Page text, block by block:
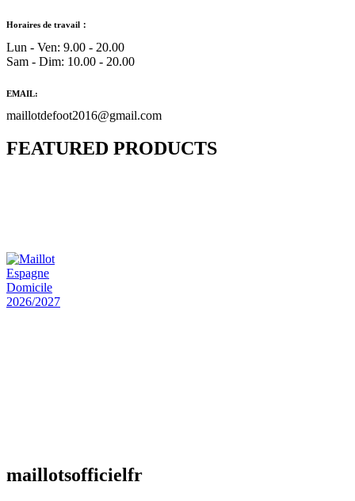
Horaires de travail：
Lun - Ven: 9.00 - 20.00
Sam - Dim: 10.00 - 20.00
EMAIL:
maillotdefoot2016@gmail.com
FEATURED PRODUCTS
maillotsofficielfr